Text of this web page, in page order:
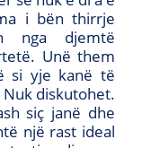
i bën thirrje
nga djemtë
Unë them
si yje kanë të
diskutohet.
siç janë dhe
një rast ideal